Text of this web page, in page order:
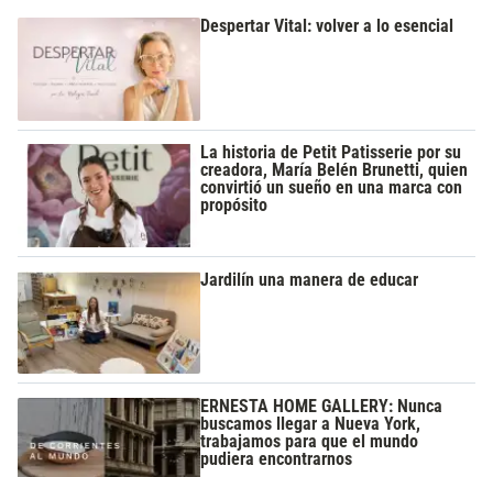
Despertar Vital: volver a lo esencial
La historia de Petit Patisserie por su
creadora, María Belén Brunetti, quien
convirtió un sueño en una marca con
propósito
Jardilín una manera de educar
ERNESTA HOME GALLERY: Nunca
buscamos llegar a Nueva York,
trabajamos para que el mundo
pudiera encontrarnos